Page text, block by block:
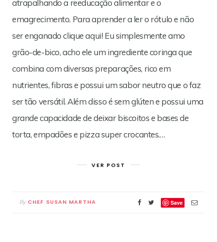
atrapalhando a reeducação alimentar e o
emagrecimento. Para aprender a ler o rótulo e não
ser enganado clique aqui! Eu simplesmente amo
grão-de-bico, acho ele um ingrediente coringa que
combina com diversas preparações, rico em
nutrientes, fibras e possui um sabor neutro que o faz
ser tão versátil. Além disso é sem glúten e possui uma
grande capacidade de deixar biscoitos e bases de
torta, empadões e pizza super crocantes.…
VER POST
By CHEF SUSAN MARTHA Save